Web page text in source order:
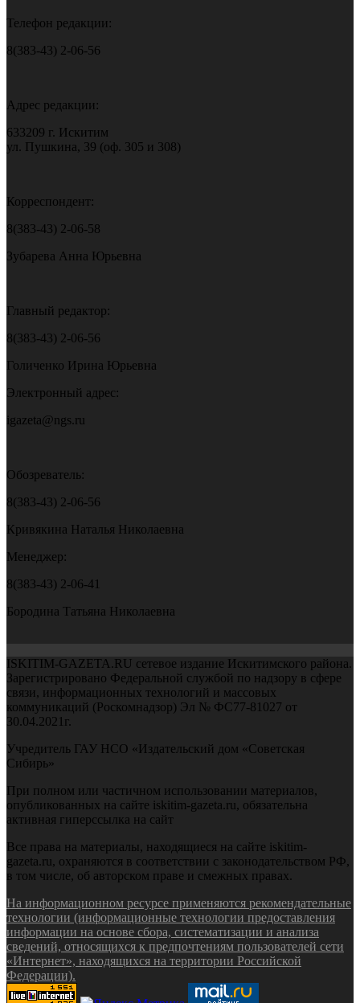
Телефон редакции:
8(383-43) 2-06-56
Адрес редакции:
633209 г. Искитим
ул. Пушкина, 39 (оф. 305 и 308)
Корреспондент:
8(383-43) 2-06-58
Зубарева Анна Юрьевна
Главный редактор:
8(383-43) 2-06-56
Голиченко Ирина Юрьевна
Электронный адрес:
igazeta@ngs.ru
Обозреватель:
8(383-43) 2-06-56
Кривякина Наталья Николаевна
Менеджер:
8(383-43) 2-06-41
Бородина Татьяна Николаевна
ISKITIM-GAZETA.RU сетевое издание Искитимского района.
Зарегистрировано Федеральной службой по надзору в сфере
связи, информационных технологий и массовых
коммуникаций (Роскомнадзор) Эл № ФС77-81027 от
30.04.2021г.
Учредитель ГАУ НСО «Издательский дом «Советская
Сибирь»
При полном или частичном использовании материалов,
опубликованных на сайте iskitim-gazeta.ru, обязательна
активная гиперссылка на сайт
Все права на материалы, находящиеся на сайте iskitim-
gazeta.ru, охраняются в соответствии с законодательством РФ,
в том числе, об авторском праве и смежных правах.
На информационном ресурсе применяются рекомендательные
технологии (информационные технологии предоставления
информации на основе сбора, систематизации и анализа
сведений, относящихся к предпочтениям пользователей сети
«Интернет», находящихся на территории Российской
Федерации).